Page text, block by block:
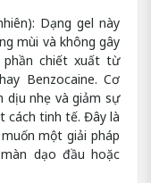
Dạng gel này
mùi và không gây
chiết xuất từ
Benzocaine. Cơ
dịu nhẹ và giảm sự
cách tinh tế. Đây là
một giải pháp
dạo đầu hoặc